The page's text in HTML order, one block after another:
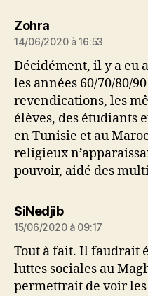
Zohradit :
14/06/2020 à 16:53
Décidément, il y a eu
les années 60/70/80/
revendications, les
élèves, des étudiants
en Tunisie et au
religieux
pouvoir, aidé des
SiNedjibdit :
15/06/2020 à 09:17
Tout à fait. Il faudrait
luttes sociales au
permettrait de voir